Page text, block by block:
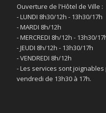
Ouverture de l'Hôtel de Ville :
- LUNDI 8h30/12h - 13h30/17h
- MARDI 8h/12h
- MERCREDI 8h/12h - 13h30/
- JEUDI 8h/12h - 13h30/17h
- VENDREDI 8h/12h
- Les services sont
vendredi de 13h30 à 17h.